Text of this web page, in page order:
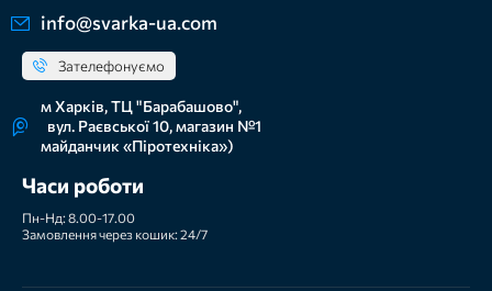
info@svarka-ua.com
Зателефонуємо
м Харків, ТЦ "Барабашово",
вул. Раєвської 10, магазин №1
майданчик «Піротехніка»)
Часи роботи
Пн-Нд: 8.00-17.00
Замовлення через кошик: 24/7